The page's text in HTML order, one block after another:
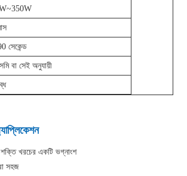
সেকেন্ড
বা সেই অনুযায়ী
শক্তি খরচের একটি ভগ্নাংশ
সহজ